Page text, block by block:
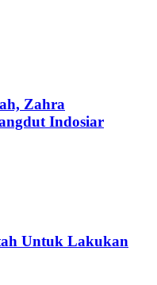
Zahra
Indosiar
Untuk Lakukan